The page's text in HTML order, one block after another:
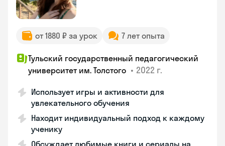
от 1880 ₽ за урок 7 лет опыта
Тульский государственный педагогический
университет им. Толстого • 2022 г.
Использует игры и активности для
увлекательного обучения
Находит индивидуальный подход к каждому
ученику
Обсуждает любимые книги и сериалы на